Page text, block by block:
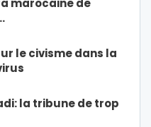
marocaine de
le civisme dans la
la tribune de trop